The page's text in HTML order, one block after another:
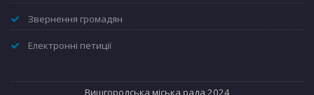
Звернення громадян
Електронні петиції
Вишгородська міська рада 2024